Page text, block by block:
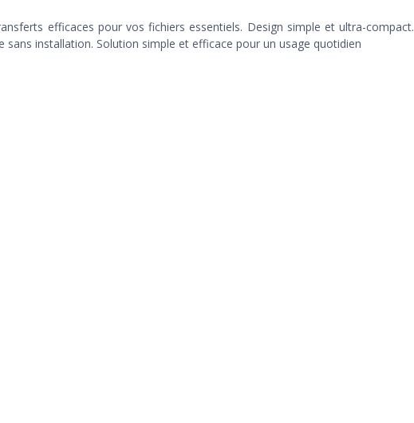
efficaces pour vos fichiers essentiels. Design simple et ultra-compact.
sans installation. Solution simple et efficace pour un usage quotidien